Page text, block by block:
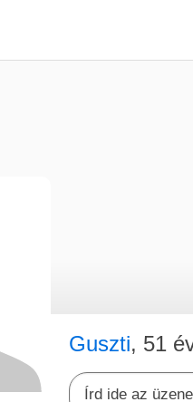
Guszti, 51